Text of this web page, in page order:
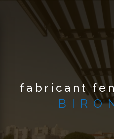
fabricant
Panneau de gestion des